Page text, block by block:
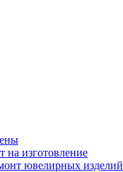
на изготовление
ювелирных изделий